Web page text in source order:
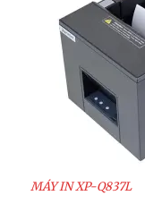
MÁY IN XP-Q837L